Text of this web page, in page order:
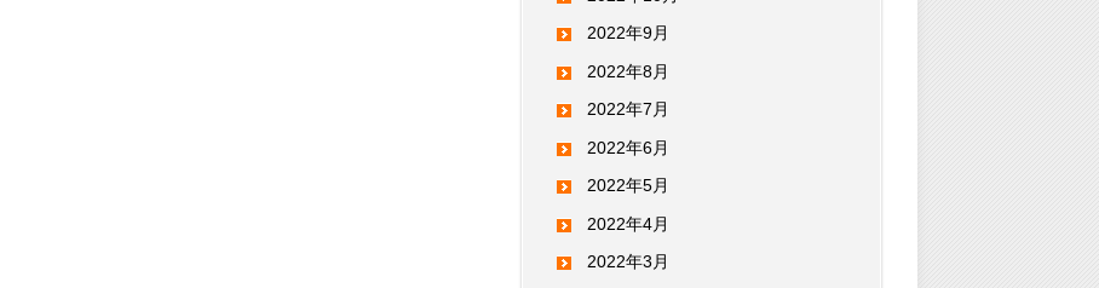
2022年9月
2022年8月
2022年7月
2022年6月
2022年5月
2022年4月
2022年3月